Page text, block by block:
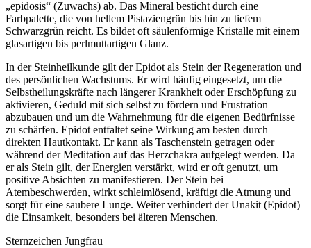
„epidosis“ (Zuwachs) ab. Das Mineral besticht durch eine
Farbpalette, die von hellem Pistaziengrün bis hin zu tiefem
Schwarzgrün reicht. Es bildet oft säulenförmige Kristalle mit einem
glasartigen bis perlmuttartigen Glanz.
In der Steinheilkunde gilt der Epidot als Stein der Regeneration und
des persönlichen Wachstums. Er wird häufig eingesetzt, um die
Selbstheilungskräfte nach längerer Krankheit oder Erschöpfung zu
aktivieren, Geduld mit sich selbst zu fördern und Frustration
abzubauen und um die Wahrnehmung für die eigenen Bedürfnisse
zu schärfen. Epidot entfaltet seine Wirkung am besten durch
direkten Hautkontakt. Er kann als Taschenstein getragen oder
während der Meditation auf das Herzchakra aufgelegt werden. Da
er als Stein gilt, der Energien verstärkt, wird er oft genutzt, um
positive Absichten zu manifestieren. Der Stein bei
Atembeschwerden, wirkt schleimlösend, kräftigt die Atmung und
sorgt für eine saubere Lunge. Weiter verhindert der Unakit (Epidot)
die Einsamkeit, besonders bei älteren Menschen.
Sternzeichen Jungfrau